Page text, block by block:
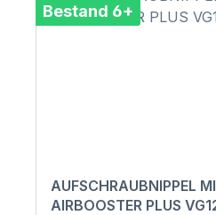
Bestand 6+
AUFSCHRAUBNIPPEL
AIRBOOSTER PLUS